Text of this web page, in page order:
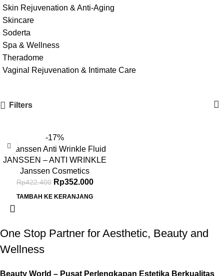
Skin Rejuvenation & Anti-Aging
Skincare
Soderta
Spa & Wellness
Theradome
Vaginal Rejuvenation & Intimate Care
Filters
-17%
JANSSEN – ANTI WRINKLE
FLUID 7 X 2 ML (LIFTING)
Janssen Cosmetics
Rp422.400 Rp352.000
TAMBAH KE KERANJANG
One Stop Partner for Aesthetic, Beauty and
Wellness
Beauty World – Pusat Perlengkapan Estetika Berkualitas